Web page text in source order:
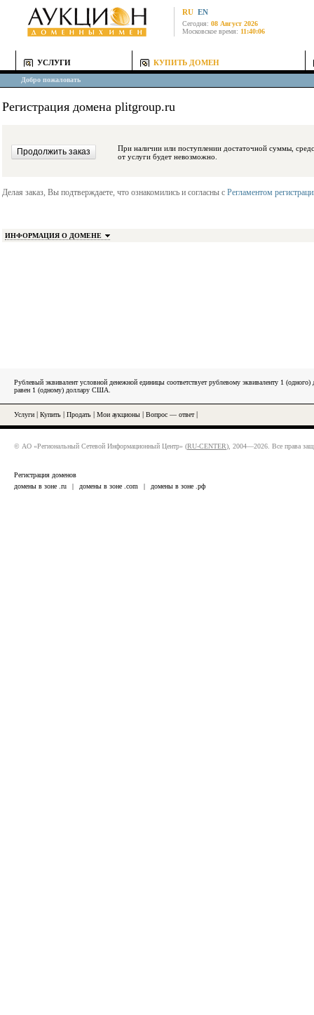
RU EN
Сегодня: 08 Август 2026
Московское время: 11:40:06
УСЛУГИ КУПИТЬ ДОМЕН
Добро пожаловать
Регистрация домена plitgroup.ru
При наличии или поступлении достаточной суммы, средства будут
от услуги будет невозможно.
Делая заказ, Вы подтверждаете, что ознакомились и согласны с Регламентом
ИНФОРМАЦИЯ О ДОМЕНЕ
Рублевый эквивалент условной денежной единицы соответствует рублевому эквиваленту 1
равен 1 (одному) доллару США.
Услуги Купить Продать Мои аукционы Вопрос — ответ|
© АО «Региональный Сетевой Информационный Центр» (RU-CENTER), 2004—2026. Все права
Регистрация доменов
домены в зоне .ru
| домены в зоне .com | домены в зоне .рф